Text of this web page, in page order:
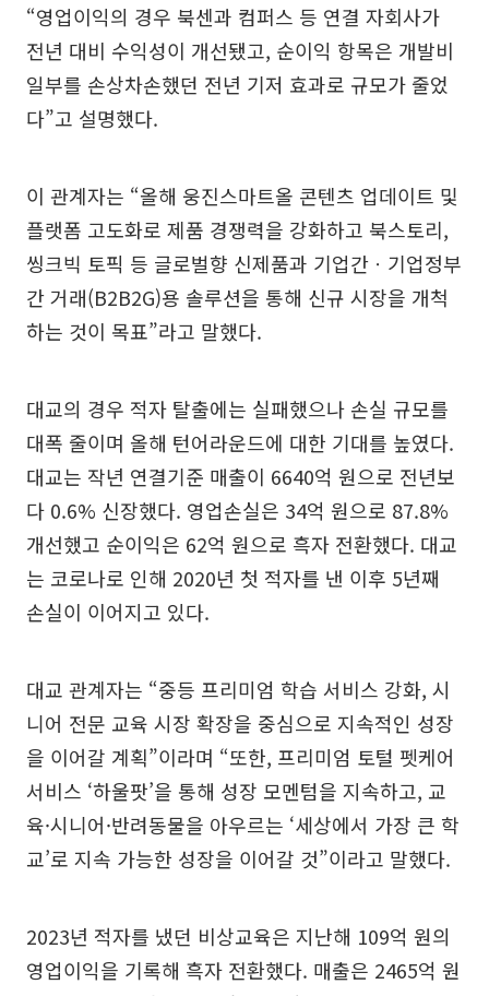
“영업이익의 경우 북센과 컴퍼스 등 연결 자회사가
전년 대비 수익성이 개선됐고, 순이익 항목은 개발비
일부를 손상차손했던 전년 기저 효과로 규모가 줄었
다”고 설명했다.
이 관계자는 “올해 웅진스마트올 콘텐츠 업데이트 및
플랫폼 고도화로 제품 경쟁력을 강화하고 북스토리,
씽크빅 토픽 등 글로벌향 신제품과 기업간ㆍ기업정부
간 거래(B2B2G)용 솔루션을 통해 신규 시장을 개척
하는 것이 목표”라고 말했다.
대교의 경우 적자 탈출에는 실패했으나 손실 규모를
대폭 줄이며 올해 턴어라운드에 대한 기대를 높였다.
대교는 작년 연결기준 매출이 6640억 원으로 전년보
다 0.6% 신장했다. 영업손실은 34억 원으로 87.8%
개선했고 순이익은 62억 원으로 흑자 전환했다. 대교
는 코로나로 인해 2020년 첫 적자를 낸 이후 5년째
손실이 이어지고 있다.
대교 관계자는 “중등 프리미엄 학습 서비스 강화, 시
니어 전문 교육 시장 확장을 중심으로 지속적인 성장
을 이어갈 계획”이라며 “또한, 프리미엄 토털 펫케어
서비스 ‘하울팟’을 통해 성장 모멘텀을 지속하고, 교
육·시니어·반려동물을 아우르는 ‘세상에서 가장 큰 학
교’로 지속 가능한 성장을 이어갈 것”이라고 말했다.
2023년 적자를 냈던 비상교육은 지난해 109억 원의
영업이익을 기록해 흑자 전환했다. 매출은 2465억 원